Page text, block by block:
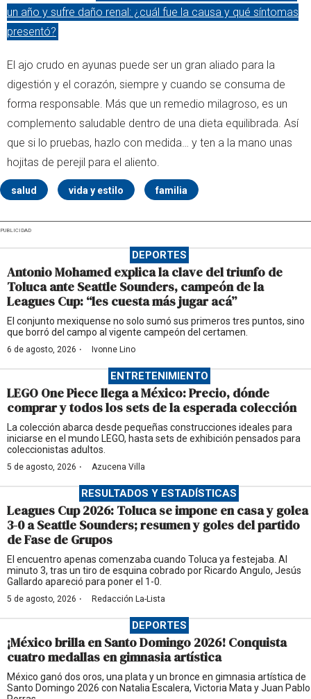
un año y sufre daño renal: ¿cuál fue la causa y qué síntomas
presentó?
El ajo crudo en ayunas puede ser un gran aliado para la
digestión y el corazón, siempre y cuando se consuma de
forma responsable. Más que un remedio milagroso, es un
complemento saludable dentro de una dieta equilibrada. Así
que si lo pruebas, hazlo con medida… y ten a la mano unas
hojitas de perejil para el aliento.
salud vida y estilo familia
PUBLICIDAD
DEPORTES
Antonio Mohamed explica la clave del triunfo de
Toluca ante Seattle Sounders, campeón de la
Leagues Cup: “les cuesta más jugar acá”
El conjunto mexiquense no solo sumó sus primeros tres puntos, sino
que borró del campo al vigente campeón del certamen.
6 de agosto, 2026 · Ivonne Lino
ENTRETENIMIENTO
LEGO One Piece llega a México: Precio, dónde
comprar y todos los sets de la esperada colección
La colección abarca desde pequeñas construcciones ideales para
iniciarse en el mundo LEGO, hasta sets de exhibición pensados para
coleccionistas adultos.
5 de agosto, 2026 · Azucena Villa
RESULTADOS Y ESTADÍSTICAS
Leagues Cup 2026: Toluca se impone en casa y golea
3-0 a Seattle Sounders; resumen y goles del partido
de Fase de Grupos
El encuentro apenas comenzaba cuando Toluca ya festejaba. Al
minuto 3, tras un tiro de esquina cobrado por Ricardo Angulo, Jesús
Gallardo apareció para poner el 1-0.
5 de agosto, 2026 · Redacción La-Lista
DEPORTES
¡México brilla en Santo Domingo 2026! Conquista
cuatro medallas en gimnasia artística
México ganó dos oros, una plata y un bronce en gimnasia artística de
Santo Domingo 2026 con Natalia Escalera, Victoria Mata y Juan Pablo